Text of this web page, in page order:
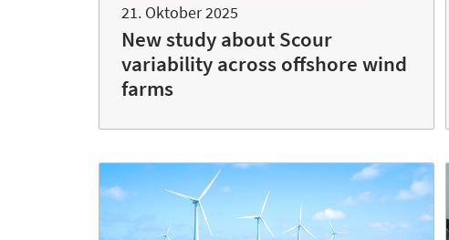
21. Oktober 2025
New study about Scour
variability across offshore wind
farms